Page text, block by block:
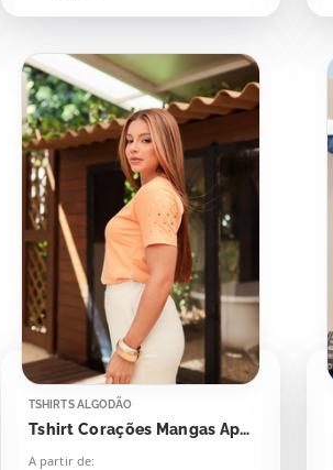
TSHIRTS ALGODÃO
Tshirt Corações Mangas Aplicação
A partir de: